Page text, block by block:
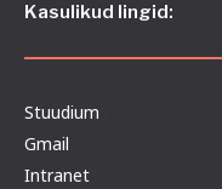
Kasulikud lingid:
Stuudium
Gmail
Intranet